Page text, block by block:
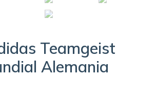
Teamgeist
Alemania